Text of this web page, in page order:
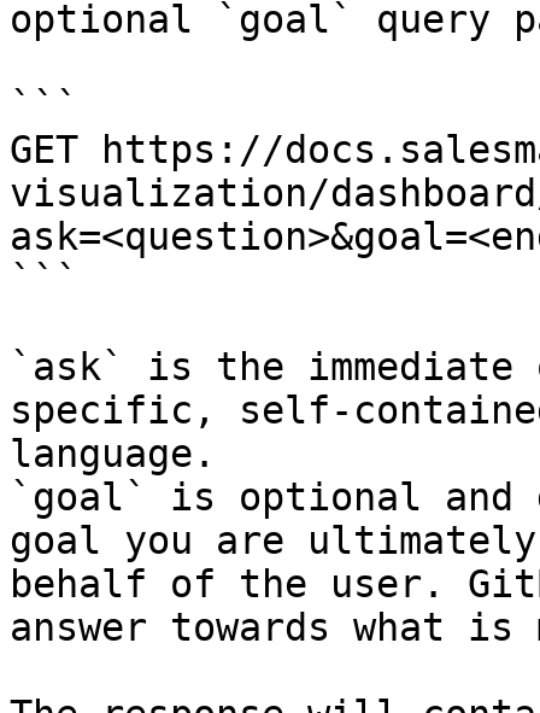
optional `goal` query
```
GET https://
visualization/
```
`ask` is the
specific, self-
language.
`goal` is optional and
goal you are
behalf of the user.
answer towards what